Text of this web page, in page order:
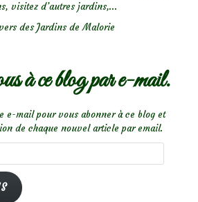
visitez d’autres jardins,...
des Jardins de Malorie
à ce blog par e-mail.
e-mail pour vous abonner à ce blog et
de chaque nouvel article par email.